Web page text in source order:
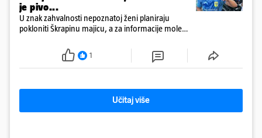
je pivo...
U znak zahvalnosti nepoznatoj ženi planiraju
pokloniti Škrapinu majicu, a za informacije mole
1
Učitaj više